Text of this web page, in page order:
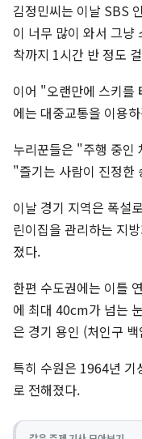
김정민씨는 이날 SBS
이 너무 많이 와서 그냥
착까지 1시간 반 정도
이어 "오랜만에 스키를
에는 대중교통을 이용
누리꾼들은 "주행 중
"즐기는 사람이 진정한
이날 경기 지역은 폭설
린이집을 관리하는 지
졌다.
한편 수도권에는 이틀
에 최대 40cm가 넘는
은 경기 용인 (처인구
특히 수원은 1964년 기
로 전해졌다.